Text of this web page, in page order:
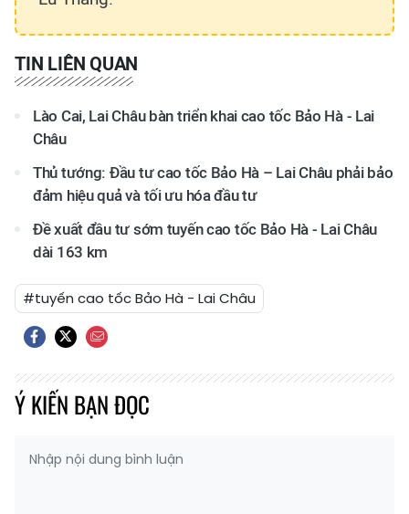
TIN LIÊN QUAN
Lào Cai, Lai Châu bàn triển khai cao tốc Bảo Hà - Lai
Châu
Thủ tướng: Đầu tư cao tốc Bảo Hà – Lai Châu phải bảo
đảm hiệu quả và tối ưu hóa đầu tư
Đề xuất đầu tư sớm tuyến cao tốc Bảo Hà - Lai Châu
dài 163 km
#tuyến cao tốc Bảo Hà - Lai Châu
Ý KIẾN BẠN ĐỌC